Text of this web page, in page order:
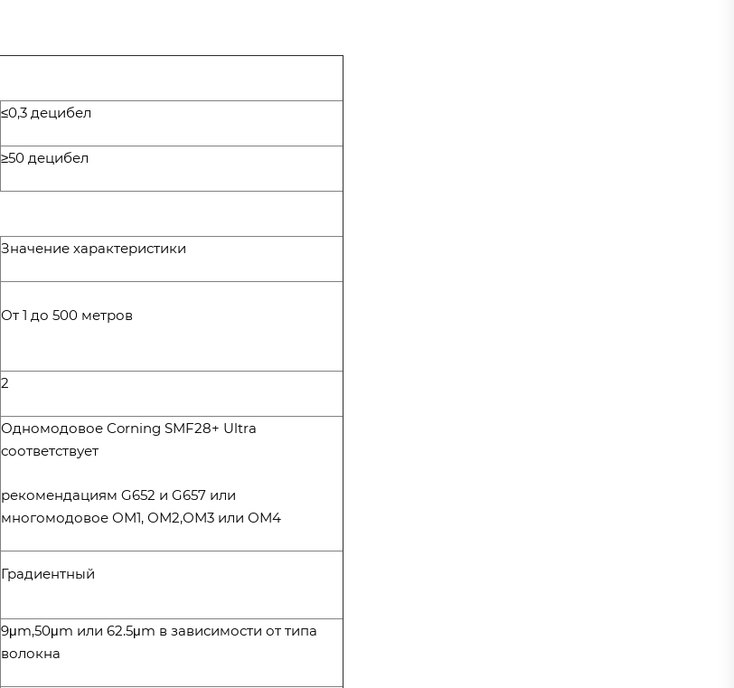
≤0,3 децибел
≥50 децибел
Значение характеристики
От 1 до 500 метров
2
Одномодовое Corning SMF28+ Ultra
соответствует
рекомендациям G652 и G657 или
многомодовое ОМ1, ОМ2,ОМ3 или ОМ4
Градиентный
9μm,50μm или 62.5μm в зависимости от типа
волокна